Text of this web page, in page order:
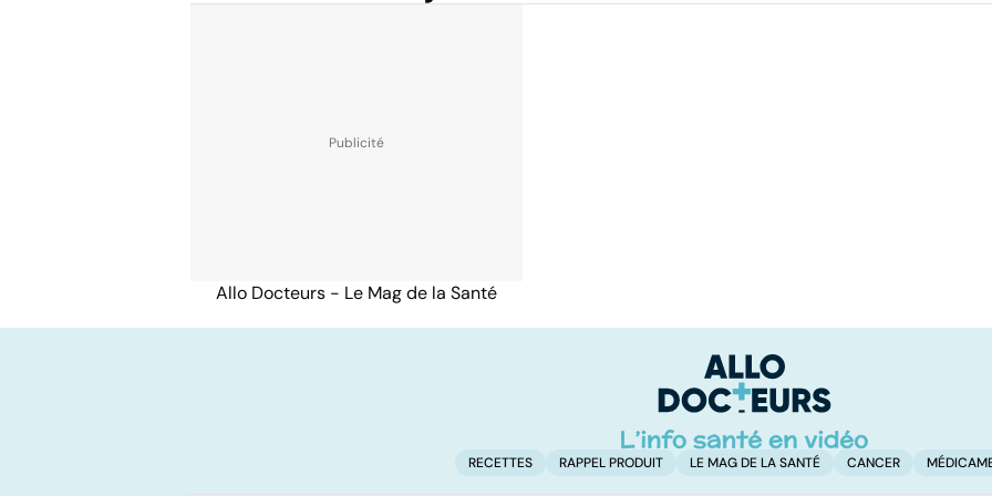
Allo Docteurs - Le Mag de la Santé
RECETTES RAPPEL PRODUIT LE MAG DE LA SANTÉ CANCER